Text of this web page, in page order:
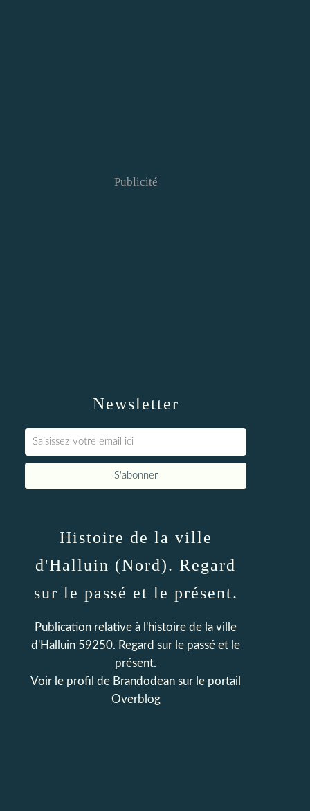
Newsletter
Publicité
Histoire de la ville
d'Halluin (Nord). Regard
sur le passé et le présent.
Publication relative à l'histoire de la ville
d'Halluin 59250. Regard sur le passé et le
présent.
Voir le profil de Brandodean sur le portail
Overblog